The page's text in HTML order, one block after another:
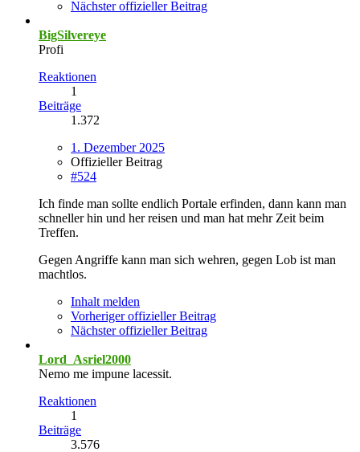
Nächster offizieller Beitrag
BigSilvereye
Profi
Reaktionen
1
Beiträge
1.372
1. Dezember 2025
Offizieller Beitrag
#524
Ich finde man sollte endlich Portale erfinden, dann kann man
schneller hin und her reisen und man hat mehr Zeit beim
Treffen.
Gegen Angriffe kann man sich wehren, gegen Lob ist man
machtlos.
Inhalt melden
Vorheriger offizieller Beitrag
Nächster offizieller Beitrag
Lord_Asriel2000
Nemo me impune lacessit.
Reaktionen
1
Beiträge
3.576